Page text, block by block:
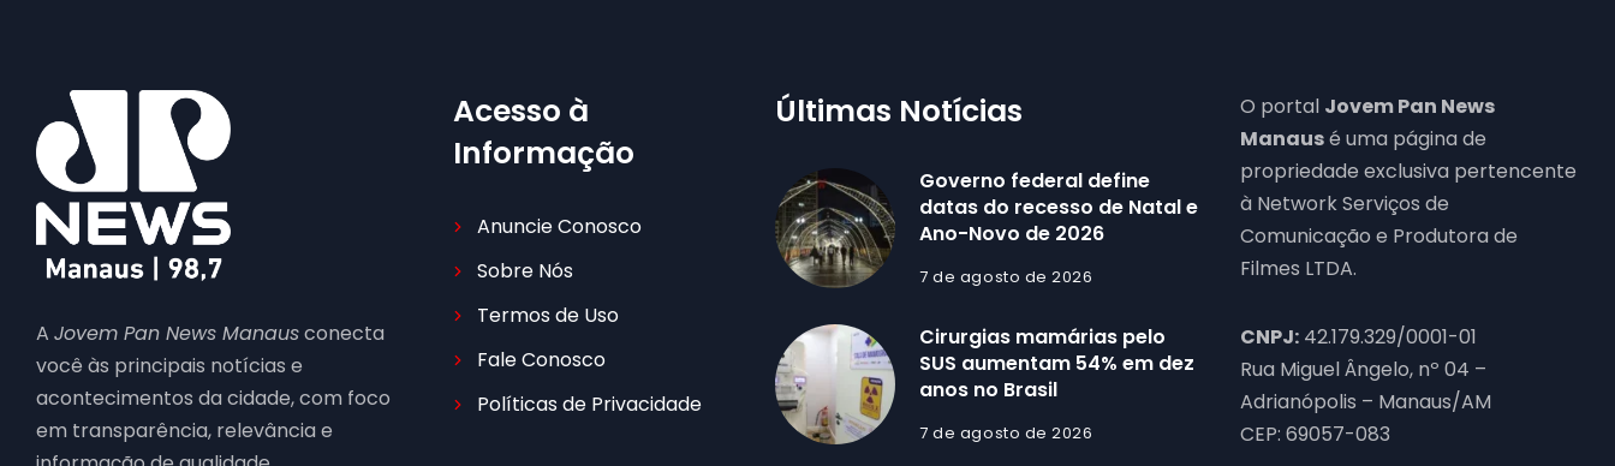
A Jovem Pan News Manausconecta
você às principais notícias e
acontecimentos da cidade, com foco
em transparência, relevância e
Acesso à
Informação
Anuncie Conosco
Sobre Nós
Termos de Uso
Fale Conosco
Políticas de Privacidade
Últimas Notícias
Governo federal define
datas do recesso de Natal e
Ano-Novo de 2026
7 de agosto de 2026
Cirurgias mamárias pelo
SUS aumentam 54% em dez
anos no Brasil
7 de agosto de 2026
O portal Jovem Pan News
Manausé uma página de
propriedade exclusiva pertencente
à Network Serviços de
Comunicação e Produtora de
Filmes LTDA.
CNPJ:42.179.329/0001-01
Rua Miguel Ângelo, nº 04 –
Adrianópolis – Manaus/AM
CEP: 69057-083